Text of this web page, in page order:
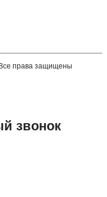
права защищены
звонок